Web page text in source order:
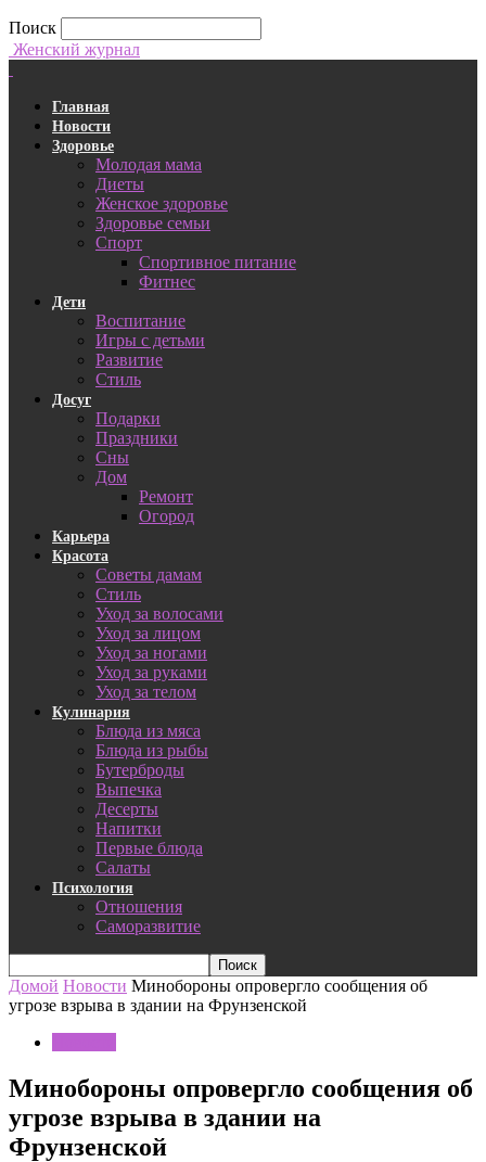
Поиск
Женский журнал
Главная
Новости
Здоровье
Молодая мама
Диеты
Женское здоровье
Здоровье семьи
Спорт
Спортивное питание
Фитнес
Дети
Воспитание
Игры с детьми
Развитие
Стиль
Досуг
Подарки
Праздники
Сны
Дом
Ремонт
Огород
Карьера
Красота
Советы дамам
Стиль
Уход за волосами
Уход за лицом
Уход за ногами
Уход за руками
Уход за телом
Кулинария
Блюда из мяса
Блюда из рыбы
Бутерброды
Выпечка
Десерты
Напитки
Первые блюда
Салаты
Психология
Отношения
Саморазвитие
Домой Новости Минобороны опровергло сообщения об
угрозе взрыва в здании на Фрунзенской
Минобороны опровергло сообщения об
угрозе взрыва в здании на
Фрунзенской